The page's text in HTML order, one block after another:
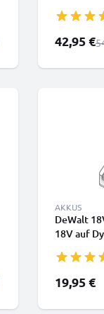
Clean,
968670-
42,95 €
AKKUS
DeWalt
18V auf
19,95 €